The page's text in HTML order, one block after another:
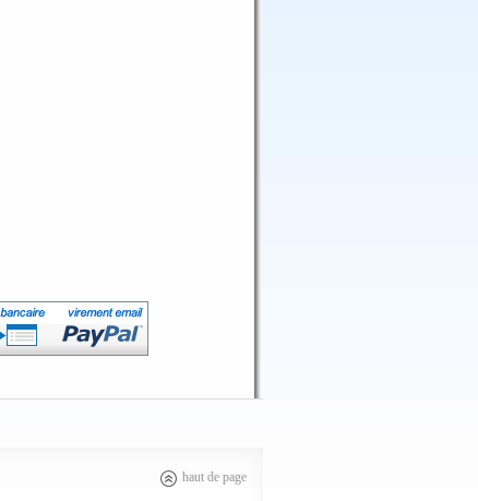
haut de page